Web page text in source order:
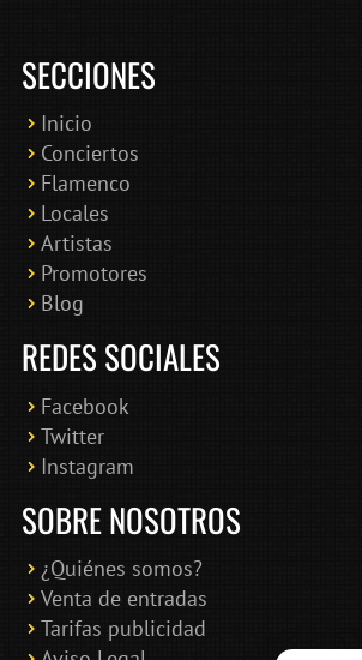
SECCIONES
Inicio
Conciertos
Flamenco
Locales
Artistas
Promotores
Blog
REDES SOCIALES
Facebook
Twitter
Instagram
SOBRE NOSOTROS
¿Quiénes somos?
Venta de entradas
Tarifas publicidad